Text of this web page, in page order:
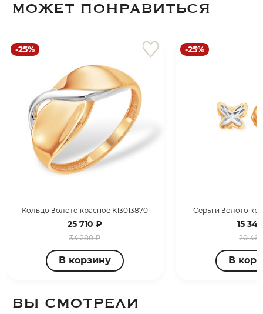
МОЖЕТ ПОНРАВИТЬСЯ
-25%
Кольцо Золото красное К13013870
25 710 ₽
34 280 ₽
В корзину
-25%
Серьги Золото
15
20
В
ВЫ СМОТРЕЛИ